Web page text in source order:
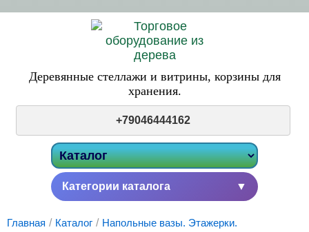
Деревянные стеллажи и витрины, корзины для
хранения.
+79046444162
Категории каталога ▼
Главная / Каталог / Напольные вазы. Этажерки.